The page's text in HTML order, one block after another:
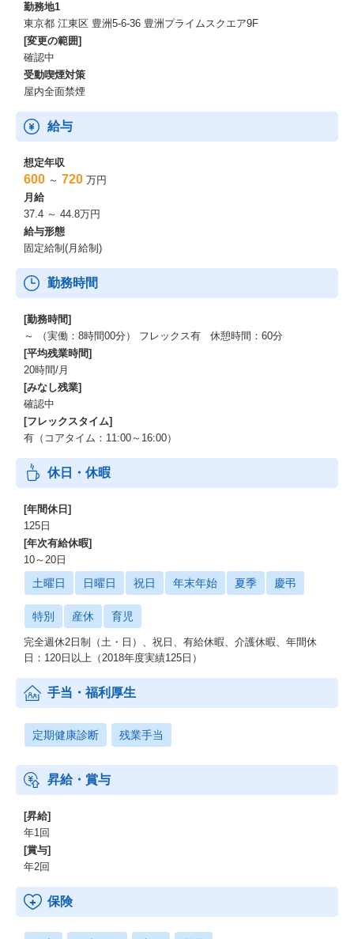
勤務地1
東京都 江東区 豊洲5-6-36 豊洲プライムスクエア9F
[変更の範囲]
確認中
受動喫煙対策
屋内全面禁煙
給与
想定年収
600 ～ 720 万円
月給
37.4 ～ 44.8万円
給与形態
固定給制(月給制)
勤務時間
[勤務時間]
～ （実働：8時間00分） フレックス有 休憩時間：60分
[平均残業時間]
20時間/月
[みなし残業]
確認中
[フレックスタイム]
有（コアタイム：11:00～16:00）
休日・休暇
[年間休日]
125日
[年次有給休暇]
10～20日
土曜日 日曜日 祝日 年末年始 夏季 慶弔
特別 産休 育児
完全週休2日制（土・日）、祝日、有給休暇、介護休暇、年間休
日：120日以上（2018年度実績125日）
手当・福利厚生
定期健康診断 残業手当
昇給・賞与
[昇給]
年1回
[賞与]
年2回
保険